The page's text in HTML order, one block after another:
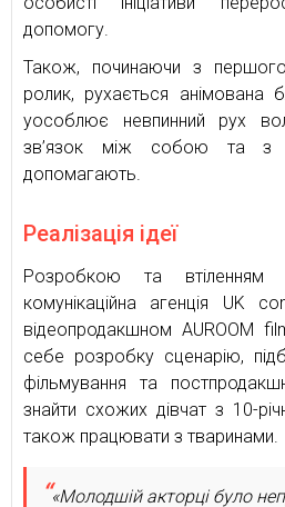
допомогу.
Також, починаючи з
ролик, рухається анімована
уособлює невпинний рух
зв’язок між собою та з
допомагають.
Реалізація ідеї
Розробкою та втіленням
комунікаційна агенція UK
відеопродакшном AUROOM
себе розробку сценарію,
фільмування та
знайти схожих дівчат з 10-
також працювати з тваринами.
«Молодшій акторці було